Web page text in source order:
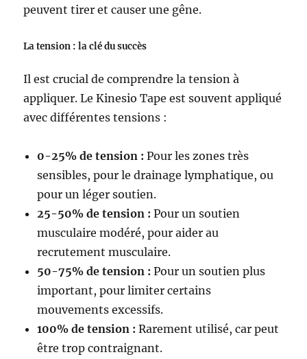
peuvent tirer et causer une gêne.
La tension : la clé du succès
Il est crucial de comprendre la tension à
appliquer. Le Kinesio Tape est souvent appliqué
avec différentes tensions :
0-25% de tension : Pour les zones très
sensibles, pour le drainage lymphatique, ou
pour un léger soutien.
25-50% de tension : Pour un soutien
musculaire modéré, pour aider au
recrutement musculaire.
50-75% de tension : Pour un soutien plus
important, pour limiter certains
mouvements excessifs.
100% de tension : Rarement utilisé, car peut
être trop contraignant.